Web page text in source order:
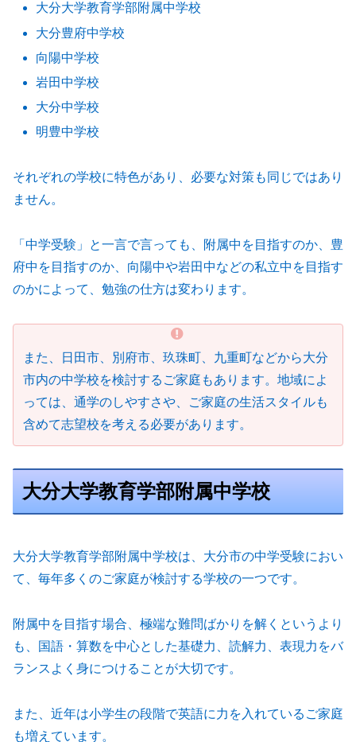
大分大学教育学部附属中学校
大分豊府中学校
向陽中学校
岩田中学校
大分中学校
明豊中学校
それぞれの学校に特色があり、必要な対策も同じではあり
ません。
「中学受験」と一言で言っても、附属中を目指すのか、豊
府中を目指すのか、向陽中や岩田中などの私立中を目指す
のかによって、勉強の仕方は変わります。
また、日田市、別府市、玖珠町、九重町などから大分
市内の中学校を検討するご家庭もあります。地域によ
っては、通学のしやすさや、ご家庭の生活スタイルも
含めて志望校を考える必要があります。
大分大学教育学部附属中学校
大分大学教育学部附属中学校は、大分市の中学受験におい
て、毎年多くのご家庭が検討する学校の一つです。
附属中を目指す場合、極端な難問ばかりを解くというより
も、国語・算数を中心とした基礎力、読解力、表現力をバ
ランスよく身につけることが大切です。
また、近年は小学生の段階で英語に力を入れているご家庭
も増えています。